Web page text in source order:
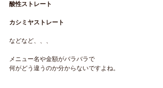
酸性ストレート
カシミヤストレート
などなど、、、
メニュー名や金額がバラバラで
何がどう違うのか分からないですよね。